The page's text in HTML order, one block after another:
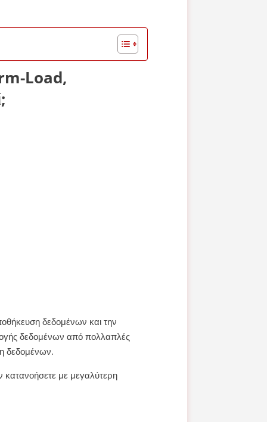
Load,
δεδομένων και την
δεδομένων από πολλαπλές
δεδομένων.
κατανοήσετε με μεγαλύτερη